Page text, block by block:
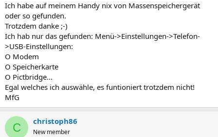
Ich habe auf meinem Handy nix von Massenspeichergerät
oder so gefunden.
Trotzdem danke ;-)
Ich hab nur das gefunden: Menü->Einstellungen->Telefon-
>USB-Einstellungen:
O Modem
O Speicherkarte
O Pictbridge...
Egal welches ich auswähle, es funtioniert trotzdem nicht!
MfG
C christoph86
New member